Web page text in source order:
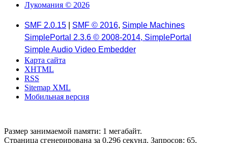
Лукомания © 2026
SMF 2.0.15 SMF © 2016, Simple Machines
SimplePortal 2.3.6 © 2008-2014, SimplePortal
Simple Audio Video Embedder
Карта сайта
XHTML
RSS
Sitemap XML
Мобильная версия
Размер занимаемой памяти: 1 мегабайт.
Страница сгенерирована за 0.296 секунд. Запросов: 65.